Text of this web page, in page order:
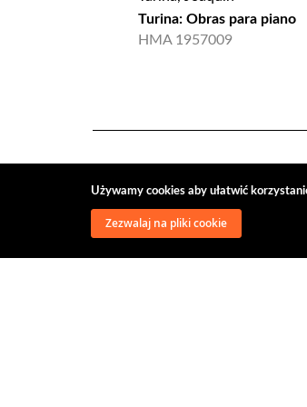
Używamy cookies aby ułatwić
Zezwalaj na pliki cookie
Turina: Obras para piano
HMA 1957009